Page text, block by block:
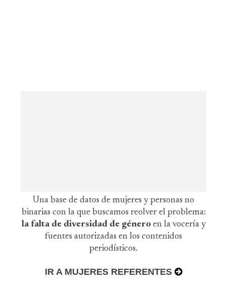
Una base de datos de mujeres y personas no
binarias con la que buscamos reolver el problema:
la falta de diversidad de género en la vocería y
fuentes autorizadas en los contenidos
periodísticos.
IR A MUJERES REFERENTES